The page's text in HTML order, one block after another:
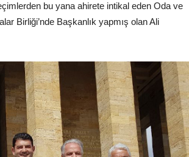
bu yana ahirete intikal eden Oda ve
Birliği’nde Başkanlık yapmış olan Ali